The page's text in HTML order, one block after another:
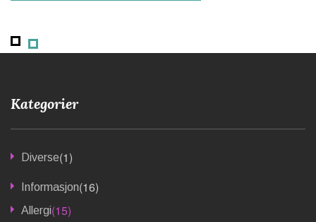
Kategorier
Diverse(1)
Informasjon(16)
Allergi(15)